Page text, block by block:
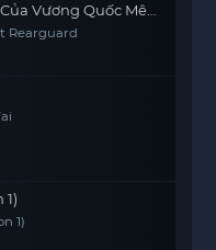
Vương Quốc Mê
Rearguard
1)
1)